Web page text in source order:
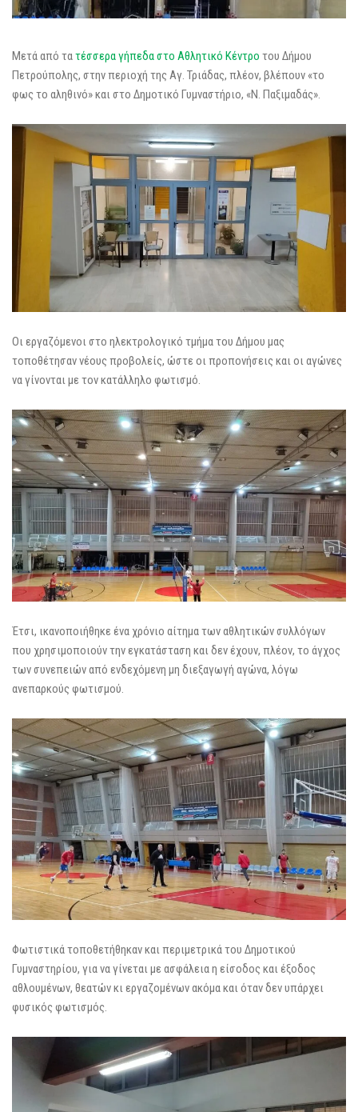
Μετά από τατέσσερα γήπεδα στο Αθλητικό Κέντρο του Δήμου
Πετρούπολης, στην περιοχή της Αγ. Τριάδας, πλέον, βλέπουν «το
φως το αληθινό» και στο Δημοτικό Γυμναστήριο, «Ν. Παξιμαδάς».
Οι εργαζόμενοι στο ηλεκτρολογικό τμήμα του Δήμου μας
τοποθέτησαν νέους προβολείς, ώστε οι προπονήσεις και οι αγώνες
να γίνονται με τον κατάλληλο φωτισμό.
Έτσι, ικανοποιήθηκε ένα χρόνιο αίτημα των αθλητικών συλλόγων
που χρησιμοποιούν την εγκατάσταση και δεν έχουν, πλέον, το άγχος
των συνεπειών από ενδεχόμενη μη διεξαγωγή αγώνα, λόγω
ανεπαρκούς φωτισμού.
Φωτιστικά τοποθετήθηκαν και περιμετρικά του Δημοτικού
Γυμναστηρίου, για να γίνεται με ασφάλεια η είσοδος και έξοδος
αθλουμένων, θεατών κι εργαζομένων ακόμα και όταν δεν υπάρχει
φυσικός φωτισμός.